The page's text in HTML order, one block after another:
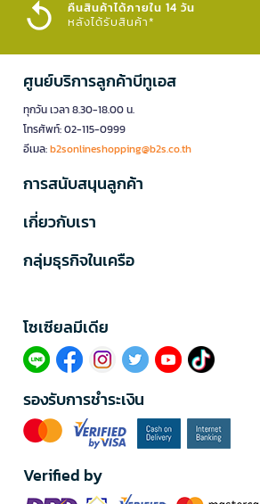
คืนสินค้าได้ภายใน 14 วัน
หลังได้รับสินค้า*
ศูนย์บริการลูกค้าบีทูเอส
ทุกวัน เวลา 8.30-18.00 น.
โทรศัพท์: 02-115-0999
อีเมล:b2sonlineshopping@b2s.co.th
การสนับสนุนลูกค้า
เกี่ยวกับเรา
กลุ่มธุรกิจในเครือ
โซเซียลมีเดีย​
รองรับการชำระเงิน
Verified by